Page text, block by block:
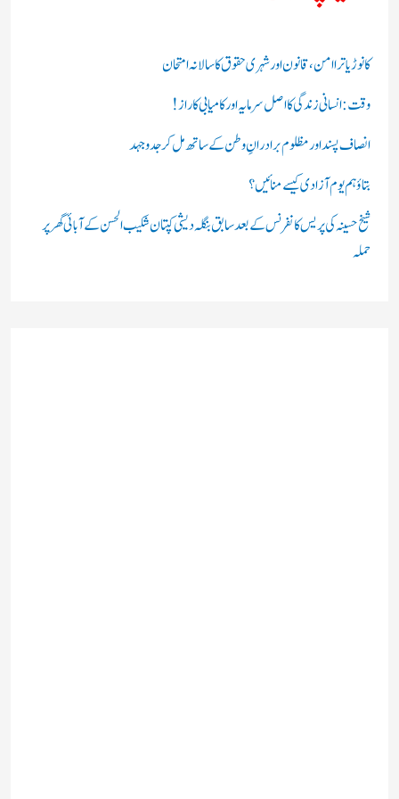
ں
:
کانوڑ یاترا امن،قانون اور شہری حقوق کا سالانہ امتحان
وقت: انسانی زندگی کا اصل سرمایہ اور کامیابی کا راز !
انصاف پسند اور مظلوم برادرانِ وطن کے ساتھ مل کر جدوجہد
بتاؤ ہم یوم آزادی کیسے منائیں؟
شیخ حسینہ کی پریس کانفرنس کے بعد سابق بنگلہ دیشی کپتان شکیب الحسن کے آبائی گھر پر
حملہ